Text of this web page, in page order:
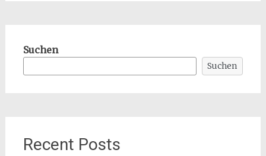
Suchen
Suchen
Recent Posts